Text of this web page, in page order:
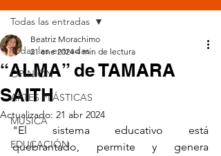
Todas las entradas
OPINIÓN
ARTES PLÁSTICAS
MÚSICA
EDUCACIÓN
Todas las entradas
“ALMA” de TAMARA
SAITH
Beatriz Morachimo
21 ene 2024 4 min de lectura
Actualizado: 21 abr 2024
"El sistema educativo está
quebrantado, permite y genera